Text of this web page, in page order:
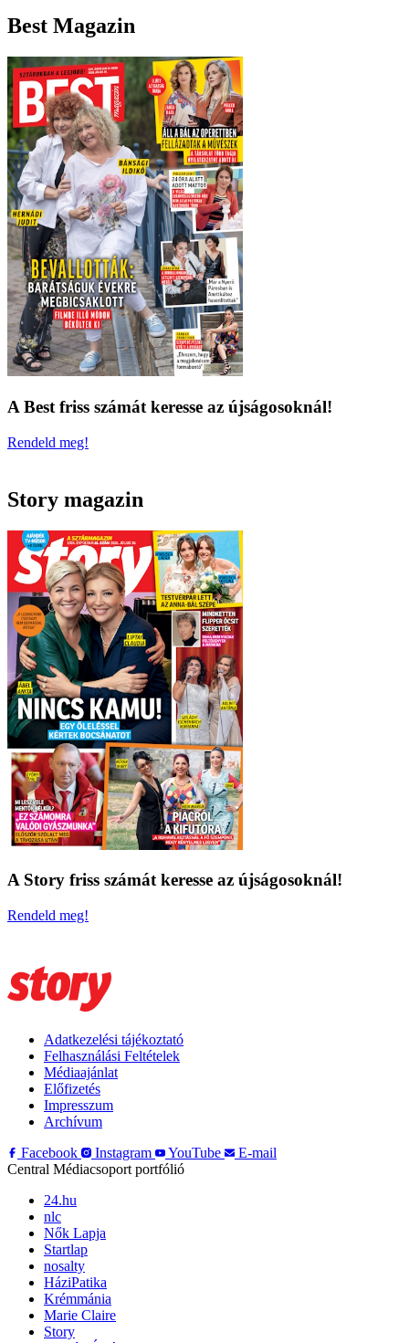
Best Magazin
A Best friss számát keresse az újságosoknál!
Rendeld meg!
Story magazin
A Story friss számát keresse az újságosoknál!
Rendeld meg!
Adatkezelési tájékoztató
Felhasználási Feltételek
Médiaajánlat
Előfizetés
Impresszum
Archívum
Facebook
Instagram YouTube
E-mail
Central Médiacsoport portfólió
24.hu
nlc
Nők Lapja
Startlap
nosalty
HáziPatika
Krémmánia
Marie Claire
Story